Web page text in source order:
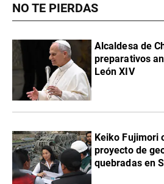
NO TE PIERDAS
Alcaldesa de
preparativos
León XIV
Keiko Fujimori
proyecto de
quebradas en